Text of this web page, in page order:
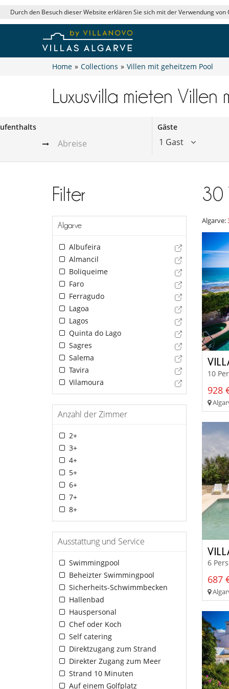
Durch den Besuch dieser Website erklären Sie sich mit der Verwendung
Home » Collections » Villen mit geheitzem Pool
Luxusvilla mieten
Gäste
1 Gast
Filter
Algarve
Albufeira
Almancil
Boliqueime
Faro
Ferragudo
Lagoa
Lagos
Quinta do Lago
Sagres
Salema
Tavira
Vilamoura
Anzahl der Zimmer
2+
3+
4+
5+
6+
7+
8+
Ausstattung und Service
Swimmingpool
Beheizter Swimmingpool
Sicherheits-Schwimmbecken
Hallenbad
Hauspersonal
Chef oder Koch
Self catering
Direktzugang zum Strand
Direkter Zugang zum Meer
Strand 10 Minuten
Auf einem Golfplatz
30
Algarve:
10
928
6
687